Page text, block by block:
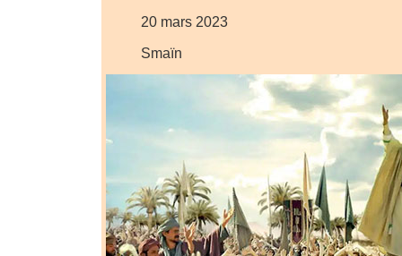
20 mars 2023
Smaïn